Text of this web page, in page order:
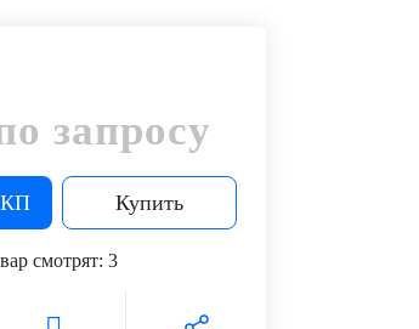
запросу
КП Купить
смотрят: 3